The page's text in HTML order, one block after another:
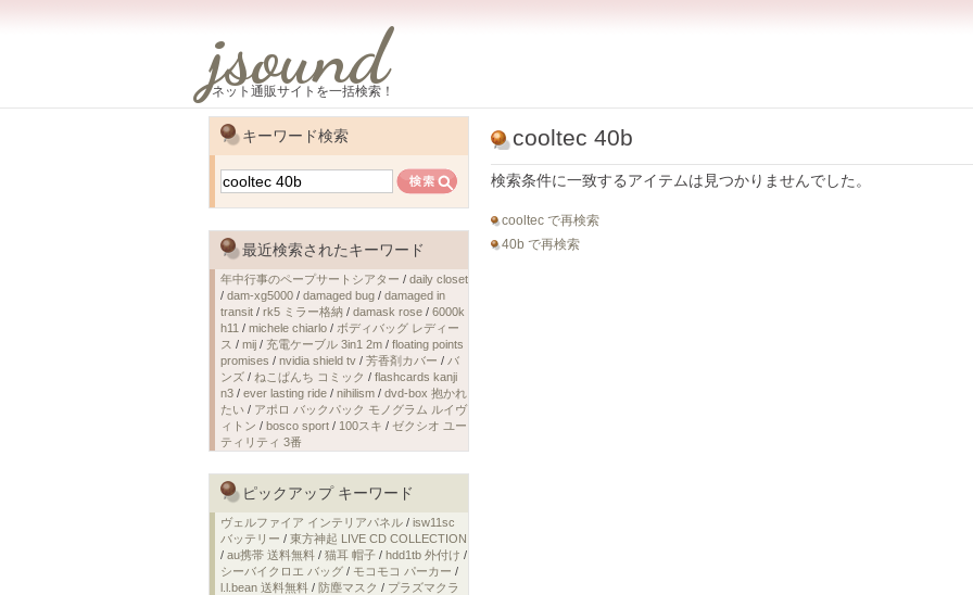
jsound
ネット通販サイトを一括検索！
cooltec 40b
検索条件に一致するアイテムは見つかりませんでした。
cooltec で再検索
40b で再検索
キーワード検索
最近検索されたキーワード
年中行事のペープサートシアター / daily closet
/ dam-xg5000 / damaged bug / damaged in
transit / rk5 ミラー格納 / damask rose / 6000k
h11 / michele chiarlo / ボディバッグ レディー
ス / mij / 充電ケーブル 3in1 2m / floating points
promises / nvidia shield tv / 芳香剤カバー / バ
ンズ / ねこぱんち コミック / flashcards kanji
n3 / ever lasting ride / nihilism / dvd-box 抱かれ
たい / アポロ バックパック モノグラム ルイヴ
ィトン / bosco sport / 100スキ / ゼクシオ ユー
ティリティ 3番
ピックアップ キーワード
ヴェルファイア インテリアパネル / isw11sc
バッテリー / 東方神起 LIVE CD COLLECTION
/ au携帯 送料無料 / 猫耳 帽子 / hdd1tb 外付け /
シーバイクロエ バッグ / モコモコ パーカー /
l.l.bean 送料無料 / 防塵マスク / プラズマクラ